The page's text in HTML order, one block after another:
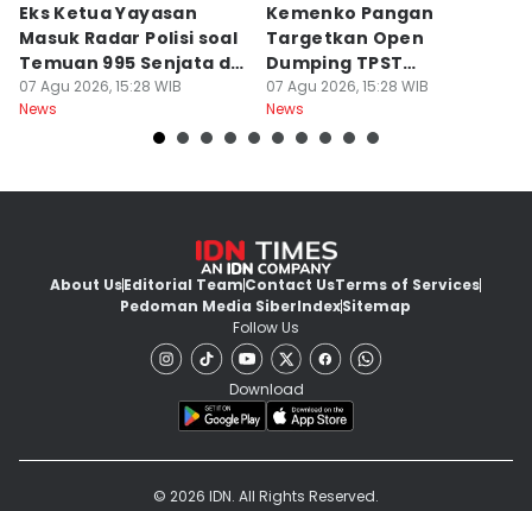
Eks Ketua Yayasan
Masuk Radar Polisi soal
Temuan 995 Senjata di
Sekolah
07 Agu 2026, 15:28 WIB
News
Kemenko Pangan
Targetkan Open
Dumping TPST
Bantargebang Berakhir
2027
07 Agu 2026, 15:28 WIB
News
About UsEditorial TeamContact UsTerms of Services
Pedoman Media SiberIndexSitemap
Follow Us
Download
© 2026 IDN. All Rights Reserved.